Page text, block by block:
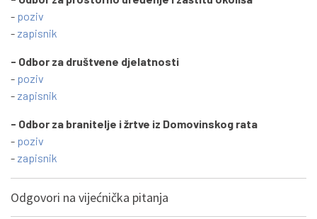
- poziv
- zapisnik
- Odbor za društvene djelatnosti
- poziv
- zapisnik
- Odbor za branitelje i žrtve iz Domovinskog rata
- poziv
- zapisnik
Odgovori na vijećnička pitanja